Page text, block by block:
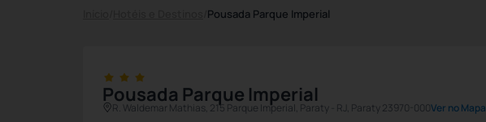
Pousada Parque Imperial
Pousada Parque Imperial
R. Waldemar Mathias, 215 Parque Imperial, Paraty - RJ, Paraty 23970-000Ver no Mapa